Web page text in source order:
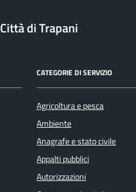
Città di Trapani
CATEGORIE DI SERVIZIO
Agricoltura e pesca
Ambiente
Anagrafe e stato civile
Appalti pubblici
Autorizzazioni